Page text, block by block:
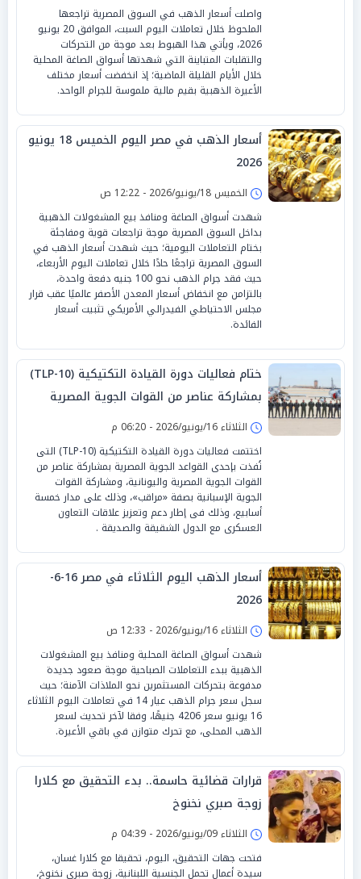
واصلت أسعار الذهب في السوق المصرية تراجعها
الملحوظ خلال تعاملات اليوم السبت، الموافق 20 يونيو
2026، ويأتي هذا الهبوط بعد موجة من التحركات
والتقلبات المتباينة التي شهدتها أسواق الصاغة المحلية
خلال الأيام القليلة الماضية؛ إذ انخفضت أسعار مختلف
الأعيرة الذهبية بقيم مالية ملموسة للجرام الواحد.
أسعار الذهب في مصر اليوم الخميس 18 يونيو
2026
الخميس 18/يونيو/2026 - 12:22 ص
شهدت أسواق الصاغة ومنافذ بيع المشغولات الذهبية
بداخل السوق المصرية موجة تراجعات قوية ومفاجئة
بختام التعاملات اليومية؛ حيث شهدت أسعار الذهب في
السوق المصرية تراجعًا حادًا خلال تعاملات اليوم الأربعاء،
حيث فقد جرام الذهب نحو 100 جنيه دفعة واحدة،
بالتزامن مع انخفاض أسعار المعدن الأصفر عالميًا عقب قرار
مجلس الاحتياطي الفيدرالي الأمريكي تثبيت أسعار
الفائدة.
ختام فعاليات دورة القيادة التكتيكية (TLP-10)
بمشاركة عناصر من القوات الجوية المصرية
واليونانية
الثلاثاء 16/يونيو/2026 - 06:20 م
اختتمت فعاليات دورة القيادة التكتيكية (TLP-10) التى
نُفذت بإحدى القواعد الجوية المصرية بمشاركة عناصر من
القوات الجوية المصرية واليونانية، ومشاركة القوات
الجوية الإسبانية بصفة «مراقب»، وذلك على مدار خمسة
أسابيع، وذلك فى إطار دعم وتعزيز علاقات التعاون
العسكرى مع الدول الشقيقة والصديقة .
أسعار الذهب اليوم الثلاثاء في مصر 16-6-
2026
الثلاثاء 16/يونيو/2026 - 12:33 ص
شهدت أسواق الصاغة المحلية ومنافذ بيع المشغولات
الذهبية ببدء التعاملات الصباحية موجة صعود جديدة
مدفوعة بتحركات المستثمرين نحو الملاذات الآمنة؛ حيث
سجل سعر جرام الذهب عيار 14 في تعاملات اليوم الثلاثاء
16 يونيو سعر 4206 جنيهًا، وفقا لآخر تحديث لسعر
الذهب المحلى، مع تحرك متوازن في باقي الأعيرة.
قرارات قضائية حاسمة.. بدء التحقيق مع كلارا
زوجة صبري نخنوخ
الثلاثاء 09/يونيو/2026 - 04:39 م
فتحت جهات التحقيق، اليوم، تحقيقا مع كلارا غسان،
سيدة أعمال تحمل الجنسية اللبنانية، زوجة صبري نخنوخ،